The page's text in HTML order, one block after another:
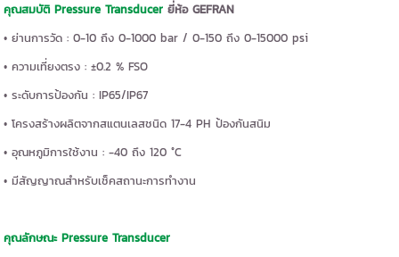
คุณสมบัติ Pressure Transducerยี่ห้อ GEFRAN
• ย่านการวัด : 0-10 ถึง 0-1000 bar / 0-150 ถึง 0-15000 psi
• ความเที่ยงตรง : ±0.2 % FSO
• ระดับการป้องกัน : IP65/IP67
• โครงสร้างผลิตจากสแตนเลสชนิด 17-4 PH ป้องกันสนิม
• อุณหภูมิการใช้งาน : -40 ถึง 120 °C
• มีสัญญาณสำหรับเช็คสถานะการทำงาน
คุณลักษณะ Pressure Transducer